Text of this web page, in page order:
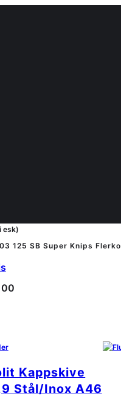
esk)
125 SB Super Knips
Kappskive
Stål/Inox A46